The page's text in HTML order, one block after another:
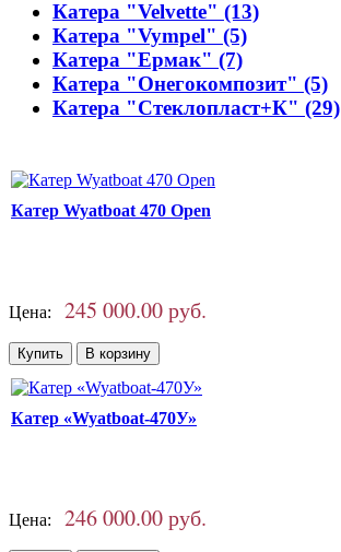
Катера "Velvette" (13)
Катера "Vympel" (5)
Катера "Ермак" (7)
Катера "Онегокомпозит" (5)
Катера "Стеклопласт+К" (29)
Катер Wyatboat 470 Open
Цена: 245 000.00 руб.
Катер «Wyatboat-470У»
Цена: 246 000.00 руб.